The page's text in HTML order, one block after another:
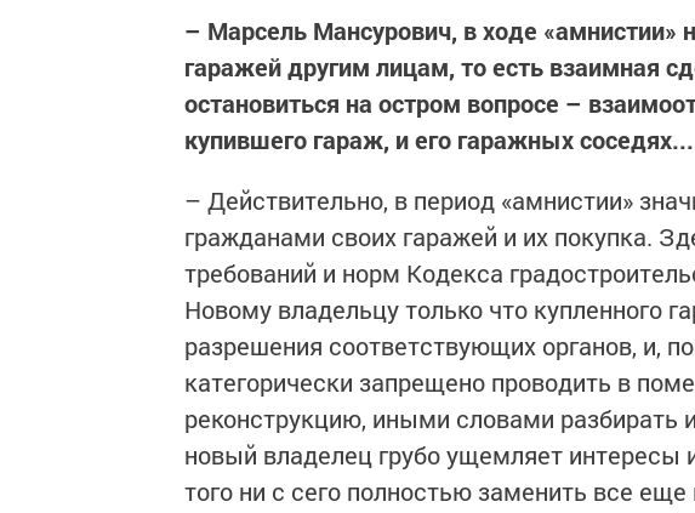
– Марсель Мансурович, в ходе «амнистии»
гаражей другим лицам, то есть взаимная
остановиться на остром вопросе –
купившего гараж, и его гаражных соседях...
– Действительно, в период «амнистии»
гражданами своих гаражей и их покупка.
требований и норм Кодекса
Новому владельцу только что купленного
разрешения соответствующих органов, и,
категорически запрещено проводить в
реконструкцию, иными словами разбирать
новый владелец грубо ущемляет интересы
того ни с сего полностью заменить все